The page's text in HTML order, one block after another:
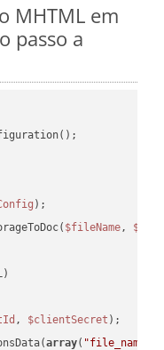
MHTML em
passo a
$fileName,
, $clientSecret
array( "file_name"